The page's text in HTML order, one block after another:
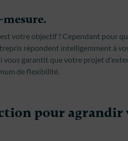
votre objectif ? Cependant pour
répondent intelligemment à
vous garantit que votre projet
de flexibilité.
pour agrandir